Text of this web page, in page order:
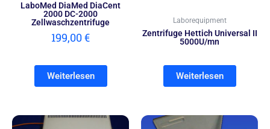
LaboMed DiaMed DiaCent
2000 DC-2000
Zellwaschzentrifuge
199,00€
Weiterlesen
Laborequipment
Zentrifuge Hettich Universal II
5000U/mn
Weiterlesen